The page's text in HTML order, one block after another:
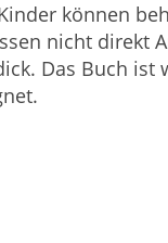
können
nicht direkt
Das Buch ist